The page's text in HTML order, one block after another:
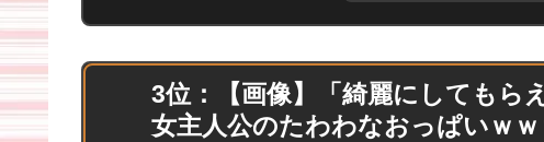
3位：【画像】「綺麗にしてもら
女主人公のたわわなおっぱいｗｗ